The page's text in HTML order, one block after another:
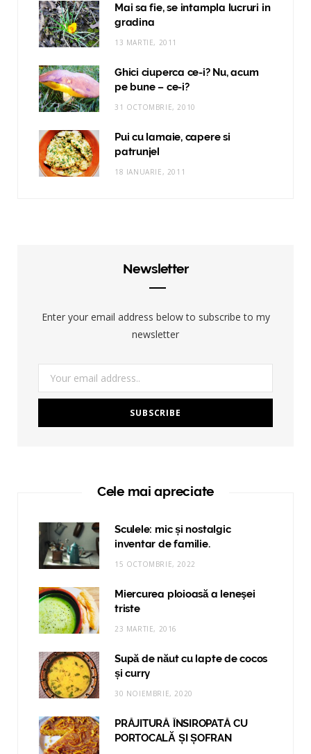
Mai sa fie, se intampla lucruri in
gradina
13 MARTIE, 2011
Ghici ciuperca ce-i? Nu, acum
pe bune – ce-i?
31 OCTOMBRIE, 2010
Pui cu lamaie, capere si
patrunjel
18 IANUARIE, 2011
Newsletter
Enter your email address below to subscribe to my
newsletter
Cele mai apreciate
Sculele: mic și nostalgic
inventar de familie.
15 OCTOMBRIE, 2022
Miercurea ploioasă a leneşei
triste
23 MARTIE, 2016
Supă de năut cu lapte de cocos
și curry
30 NOIEMBRIE, 2020
PRĂJITURĂ ÎNSIROPATĂ CU
PORTOCALĂ ȘI ȘOFRAN